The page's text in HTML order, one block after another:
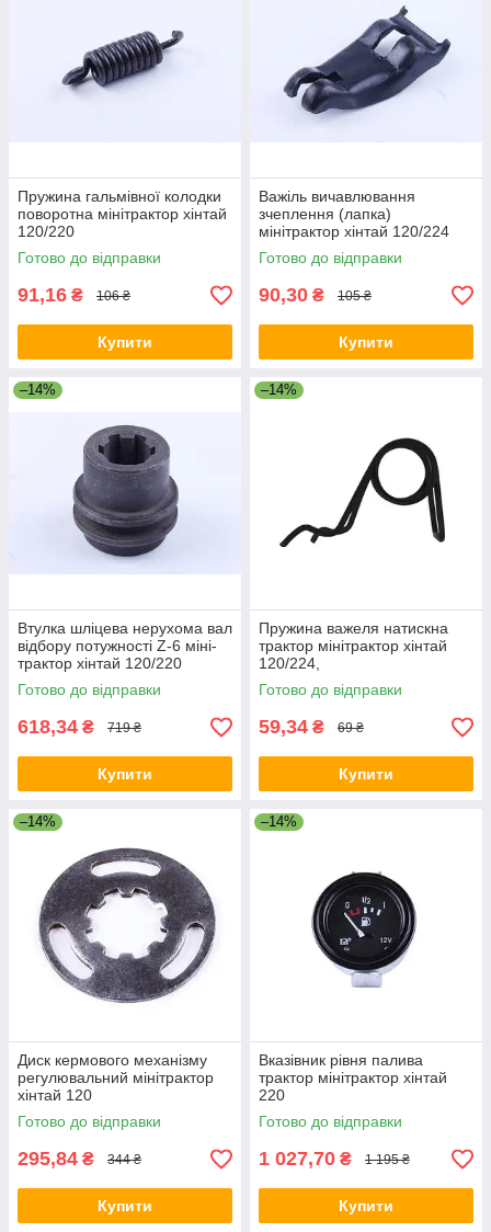
Пружина гальмівної колодки
поворотна мінітрактор хінтай
120/220
Готово до відправки
91,16 ₴ 106 ₴
Купити
Важіль вичавлювання
зчеплення (лапка)
мінітрактор хінтай 120/224
Готово до відправки
90,30 ₴ 105 ₴
Купити
–14%
Втулка шліцева нерухома вал
відбору потужності Z-6 міні-
трактор хінтай 120/220
Готово до відправки
618,34 ₴ 719 ₴
Купити
–14%
Пружина важеля натискна
трактор мінітрактор хінтай
120/224,
Готово до відправки
59,34 ₴ 69 ₴
Купити
–14%
Диск кермового механізму
регулювальний мінітрактор
хінтай 120
Готово до відправки
295,84 ₴ 344 ₴
Купити
–14%
Вказівник рівня палива
трактор мінітрактор хінтай
220
Готово до відправки
1 027,70 ₴ 1 195 ₴
Купити